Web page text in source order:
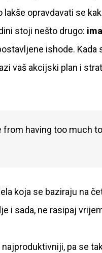
opravdavati se
stoji nešto drugo:
ishode.
vaš akcijski plan i
having too much
koja se baziraju na
i sada, ne rasipaj
pa se